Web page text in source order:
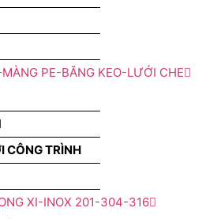
PE-BĂNG KEO-LƯỚI CHE
CÔNG TRÌNH
XI-INOX 201-304-316